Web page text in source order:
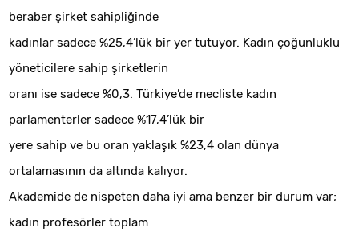
beraber şirket sahipliğinde
kadınlar sadece %25,4’lük bir yer tutuyor. Kadın çoğunluklu
yöneticilere sahip şirketlerin
oranı ise sadece %0,3. Türkiye’de mecliste kadın
parlamenterler sadece %17,4’lük bir
yere sahip ve bu oran yaklaşık %23,4 olan dünya
ortalamasının da altında kalıyor.
Akademide de nispeten daha iyi ama benzer bir durum var;
kadın profesörler toplam